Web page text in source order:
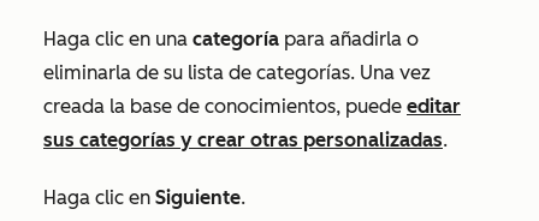
Haga clic en una categoría para añadirla o
eliminarla de su lista de categorías. Una vez
creada la base de conocimientos, puede editar
sus categorías y crear otras personalizadas.
Haga clic en Siguiente.